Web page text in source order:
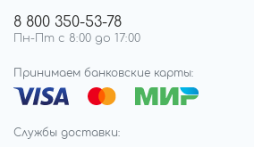
8 800 350-53-78
Пн-Пт с 8:00 до 17:00
Принимаем банковские карты:
Службы доставки: